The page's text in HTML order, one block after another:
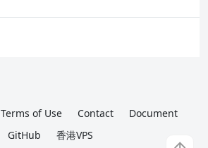
Terms of Use Contact
Document
GitHub
香港VPS